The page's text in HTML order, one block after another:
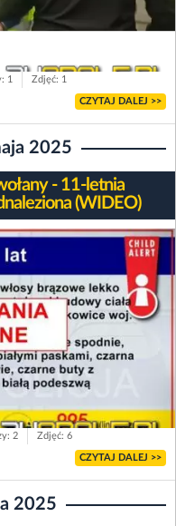
1 Zdjęć: 1
CZYTAJ DALEJ >>
2025
- 11-letnia
(WIDEO)
2 Zdjęć: 6
CZYTAJ DALEJ >>
2025